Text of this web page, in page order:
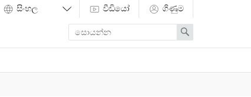
වීඩියෝ ගිණුම
Enter
search
term
Search